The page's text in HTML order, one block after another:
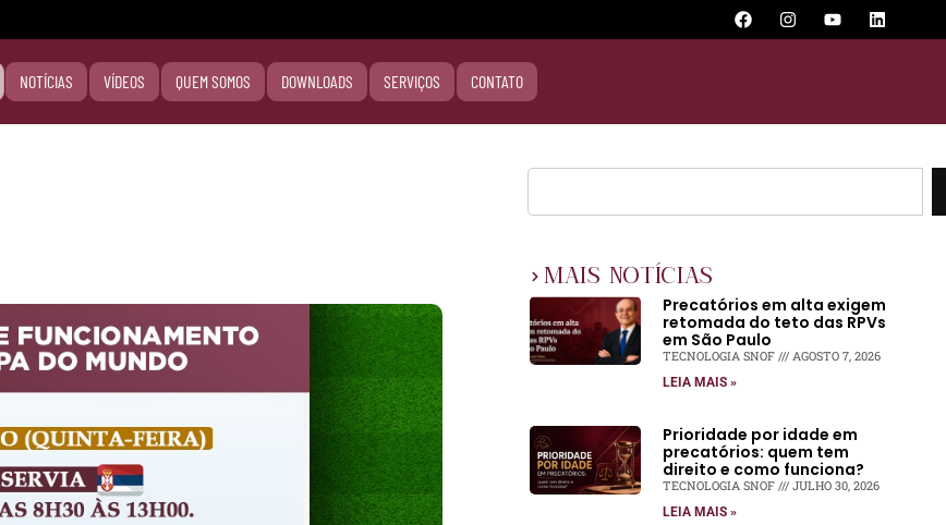
NOTÍCIAS VÍDEOS QUEM SOMOS DOWNLOADS SERVIÇOS CONTATO
MAIS NOTÍCIAS
Precatórios em alta exigem
retomada do teto das RPVs
em São Paulo
TECNOLOGIA SNOF AGOSTO 7, 2026
LEIA MAIS »
Prioridade por idade em
precatórios: quem tem
direito e como funciona?
TECNOLOGIA SNOF JULHO 30, 2026
LEIA MAIS »